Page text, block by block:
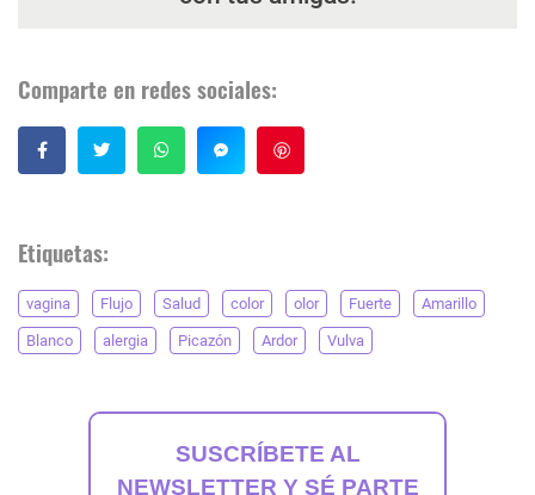
Comparte en redes sociales:
Etiquetas:
vagina Flujo Salud color olor Fuerte Amarillo
Blanco alergia Picazón Ardor Vulva
SUSCRÍBETE AL
NEWSLETTER Y SÉ PARTE